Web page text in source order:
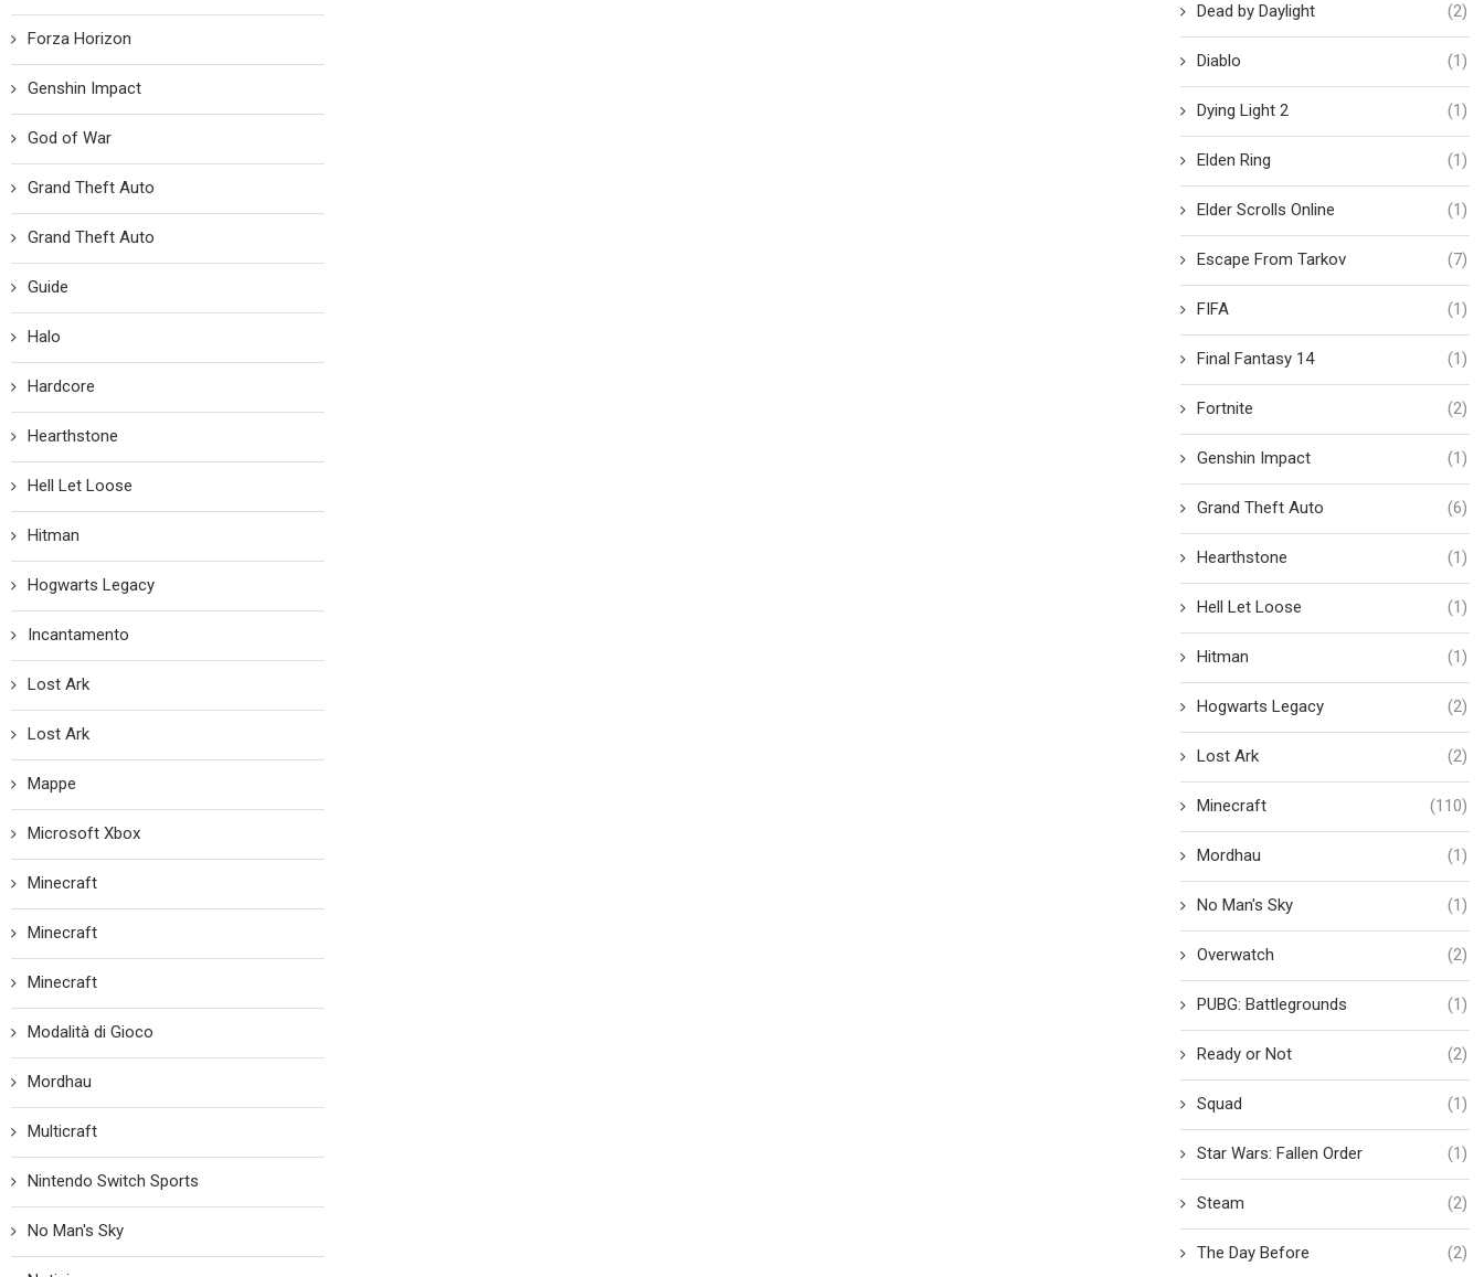
Dead by Daylight (2)
Diablo (1)
Dying Light 2 (1)
Elden Ring (1)
Elder Scrolls Online (1)
Escape From Tarkov (7)
FIFA (1)
Final Fantasy 14 (1)
Fortnite (2)
Genshin Impact (1)
Grand Theft Auto (6)
Hearthstone (1)
Hell Let Loose (1)
Hitman (1)
Hogwarts Legacy (2)
Lost Ark (2)
Minecraft (110)
Mordhau (1)
No Man's Sky (1)
Overwatch (2)
PUBG: Battlegrounds (1)
Ready or Not (2)
Squad (1)
Star Wars: Fallen Order (1)
Steam (2)
The Day Before (2)
Forza Horizon
Genshin Impact
God of War
Grand Theft Auto
Grand Theft Auto
Guide
Halo
Hardcore
Hearthstone
Hell Let Loose
Hitman
Hogwarts Legacy
Incantamento
Lost Ark
Lost Ark
Mappe
Microsoft Xbox
Minecraft
Minecraft
Minecraft
Modalità di Gioco
Mordhau
Multicraft
Nintendo Switch Sports
No Man's Sky